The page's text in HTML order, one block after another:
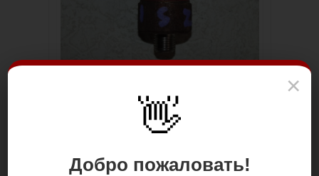
×
👋
Добро пожаловать!